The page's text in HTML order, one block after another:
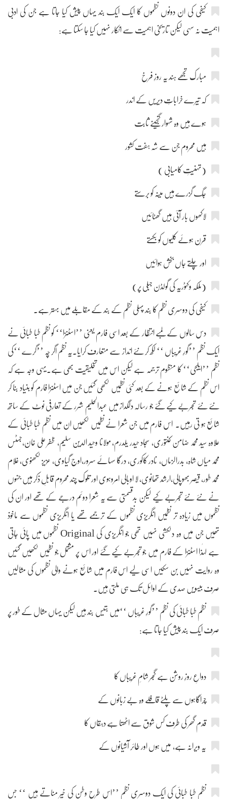
کیفی کی ان دونوں نظموں کا ایک ایک بند یہاں پیش کیا جاتا ہے جن کی ادبی
اہمیت نہ سہی لیکن تاریخی اہمیت سے انکار نہیں کیا جا سکتا ہے:
مبارک تجھے ہند یہ روزِ فرخ
کہ تیرے خراباتِ دیریں کے اندر
ہوے ہیں وہ شہوار گنجینے ثابت
ہیں محروم جن سے شہ ہفت کشور
(تہنیتِ کامیابی )
جُگ گزرے ہیں مینہ کو برستے
لاکھوں بار آئی ہیں گھٹائیں
قرن ہوئے کلیوں کو بکستے
اور چلتے جاں بخش ہوائیں
(ملکہ وکٹوریہ کی گولڈن جبلی پر)
کیفی کی دوسری نظم کا بند پہلی نظم کے بند کے مقابلے میں بہتر ہے۔
دس سالوں کے لمبے انتظار کے بعد اسی فارم یعنی ’’اسٹنزا‘‘ کو نظم طبا طبائی نے
ایک نظم ’’گورِ غریباں ‘‘ لکھ کر نئے انداز سے متعارف کرایا۔یہ نظم اگر چہ ’’گرے ‘‘کی
نظم ’’ایلجی‘‘ کا منظوم ترجمہ ہے لیکن اس میں تخلیقیت بھی ہے۔یہی وجہ ہے کہ
اس نظم کے شائع ہونے کے بعد کئی نظمیں لکھی گئیں جن میں اسٹنزا فارم کو بنیاد بنا کر
نئے نئے تجربے کیے گئے جو رسالہ دلگداز میں عبدالحلیم شرر کے تعارفی نوٹ کے ساتھ
شائع ہو تی رہیں۔ اس فارم میں جن شعرا نے نظمیں لکھیں ان میں نظم طبا طبائی کے
علاوہ سید محمد ضامن کنتوری، سجاد حیدر یلدرم، مولانا وحید الدین سلیم، ظفر علی خان،جسٹس
محمد میاں شاہ، بدرالزماں، نادر کاکوری، درگا سہائے سرور،اوج گیاوی، عزیز لکھنوی، غلام
محمد طور، قیصر بھوپالی،ارشد تھانوی، لا اوبالی امروہوی اور تلوک چند محروم قابلِ ذکر ہیں جنہوں
نے نئے نئے تجربے کیے لیکن بدقسمتی سے یہ شعرا دوئم درجے کے تھے اور ان کی
نظموں میں زیادہ تر نظمیں انگریزی نظموں کے ترجمے تھے یا انگریزی نظموں سے ماخوذ
تھیں جن میں وہ دلکشی نہیں تھی جو انگریزی کی Original نظموں میں پائی جاتی
ہے لہٰذا اسٹنزا کے فارم میں جو تجربے کیے گئے اور اس پر مشتمل جو نظمیں لکھیں گئیں
وہ روایت نہیں بن سکیں اسی لیے اس فارم میں شائع ہونے والی نظموں کی مثالیں
صرف بیسویں صدی کے اوائل تک ہی ملتی ہیں۔
نظم طبا طبائی کی نظم ’’گورِ غریباں ‘‘میں بتیس بند ہیں لیکن یہاں مثال کے طور پر
صرف ایک بند پیش کیا جاتا ہے:
دواعِ روزِ روشن ہے گجر شامِ غریباں کا
چراگاہوں سے پلٹے قافلے وہ بے زبانوں کے
قدم گھر کی طرف کس شوق سے اٹھتا ہے دہقاں کا
یہ ویرانہ ہے، میں ہوں اور طائر آشیانوں کے
نظم طبا طبائی کی ایک دوسری نظم ’’اس طرح وطن کی خیر مناتے ہیں ‘‘ جس